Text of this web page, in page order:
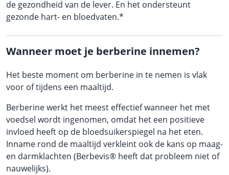
de gezondheid van de lever. En het ondersteunt
gezonde hart- en bloedvaten.*
Wanneer moet je berberine innemen?
Het beste moment om berberine in te nemen is vlak
voor of tijdens een maaltijd.
Berberine werkt het meest effectief wanneer het met
voedsel wordt ingenomen, omdat het een positieve
invloed heeft op de bloedsuikerspiegel na het eten.
Inname rond de maaltijd verkleint ook de kans op maag-
en darmklachten (Berbevis® heeft dat probleem niet of
nauwelijks).